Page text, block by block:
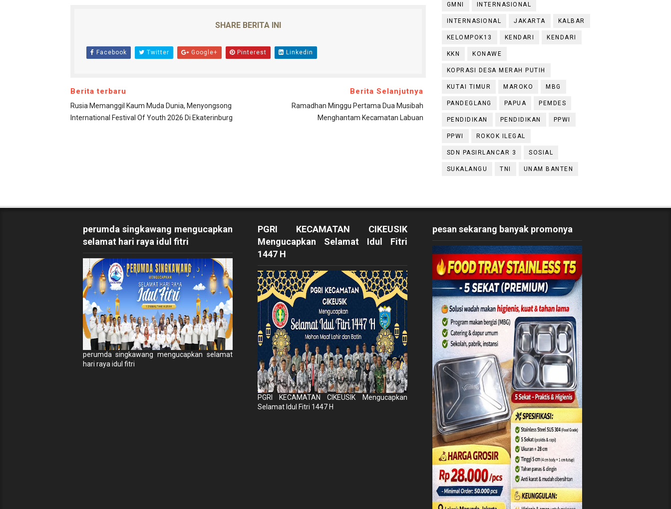
SHARE BERITA INI
Facebook Twitter Google+ Pinterest Linkedin
Berita terbaru
Rusia Memanggil Kaum Muda Dunia, Menyongsong
International Festival Of Youth 2026 Di Ekaterinburg
Berita Selanjutnya
Ramadhan Minggu Pertama Dua Musibah
Menghantam Kecamatan Labuan
GMNI INTERNASIONAL
INTERNASIONAL JAKARTA KALBAR
KELOMPOK13 KENDARI KENDARI
KKN KONAWE
KOPRASI DESA MERAH PUTIH
KUTAI TIMUR MAROKO MBG
PANDEGLANG PAPUA PEMDES
PENDIDIKAN PENDIDIKAN PPWI
PPWI ROKOK ILEGAL
SDN PASIRLANCAR 3 SOSIAL
SUKALANGU TNI UNAM BANTEN
perumda singkawang mengucapkan
selamat hari raya idul fitri
perumda singkawang mengucapkan selamat
hari raya idul fitri
PGRI KECAMATAN CIKEUSIK
Mengucapkan Selamat Idul Fitri
1447 H
PGRI KECAMATAN CIKEUSIK Mengucapkan
Selamat Idul Fitri 1447 H
pesan sekarang banyak promonya